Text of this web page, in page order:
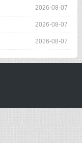
2026-08-07
2026-08-07
2026-08-07